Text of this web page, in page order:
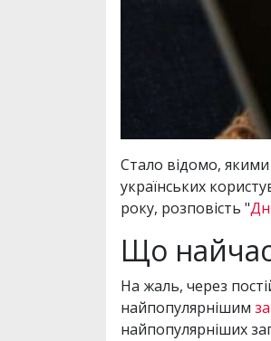
Стало відомо,
українських
року, розповість "
Що
На жаль, через
найпопулярнішим
найпопулярніших